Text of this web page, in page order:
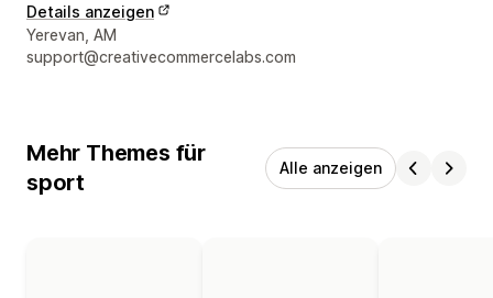
Details anzeigen
Designer-Kontaktdaten
Yerevan, AM
support@creativecommercelabs.com
Mehr Themes für
sport
Alle anzeigen